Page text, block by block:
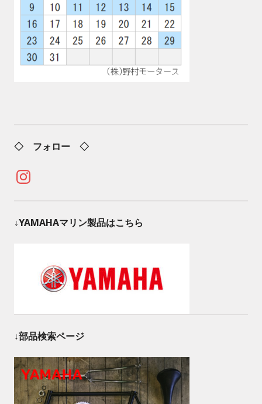
◇ フォロー ◇
Instagram
↓YAMAHAマリン製品はこちら
↓部品検索ページ